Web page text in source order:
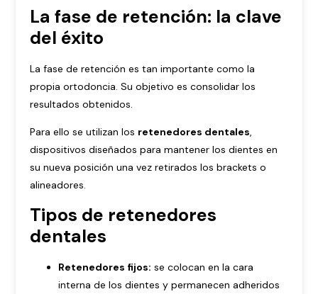
La fase de retención: la clave
del éxito
La fase de retención es tan importante como la
propia ortodoncia. Su objetivo es consolidar los
resultados obtenidos.
Para ello se utilizan los retenedores dentales,
dispositivos diseñados para mantener los dientes en
su nueva posición una vez retirados los brackets o
alineadores.
Tipos de retenedores
dentales
Retenedores fijos: se colocan en la cara
interna de los dientes y permanecen adheridos